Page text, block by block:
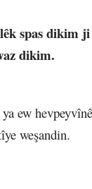
spas dikim
dikim.
ew
weşandin.